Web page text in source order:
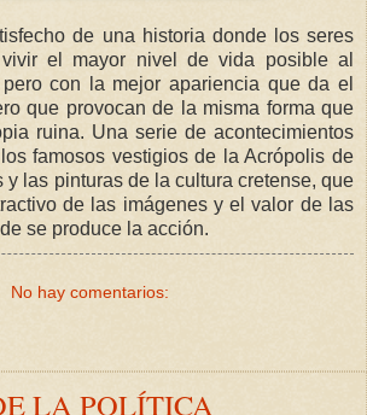
de una historia donde los seres
vivir el mayor nivel de vida posible al
con la mejor apariencia que da el
que provocan de la misma forma que
ruina. Una serie de acontecimientos
famosos vestigios de la Acrópolis de
y las pinturas de la cultura cretense, que
de las imágenes y el valor de las
se produce la acción.
No hay comentarios:
LA POLÍTICA